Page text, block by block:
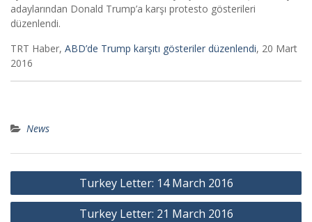
adaylarından Donald Trump’a karşı protesto gösterileri
düzenlendi.
TRT Haber, ABD’de Trump karşıtı gösteriler düzenlendi, 20 Mart
2016
News
Post
navigation
Turkey Letter: 14 March 2016
Turkey Letter: 21 March 2016